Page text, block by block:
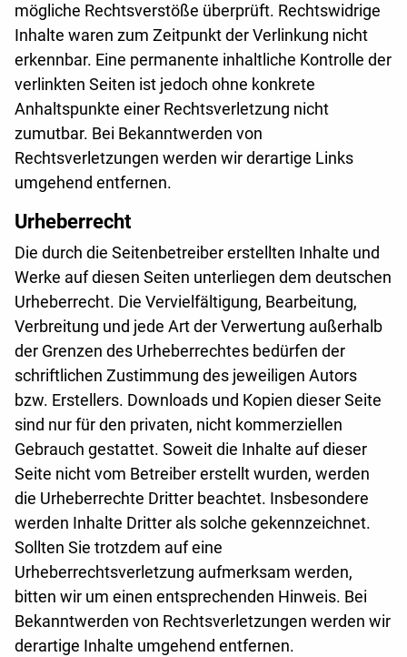
mögliche Rechtsverstöße überprüft. Rechtswidrige
Inhalte waren zum Zeitpunkt der Verlinkung nicht
erkennbar. Eine permanente inhaltliche Kontrolle der
verlinkten Seiten ist jedoch ohne konkrete
Anhaltspunkte einer Rechtsverletzung nicht
zumutbar. Bei Bekanntwerden von
Rechtsverletzungen werden wir derartige Links
umgehend entfernen.
Urheberrecht
Die durch die Seitenbetreiber erstellten Inhalte und
Werke auf diesen Seiten unterliegen dem deutschen
Urheberrecht. Die Vervielfältigung, Bearbeitung,
Verbreitung und jede Art der Verwertung außerhalb
der Grenzen des Urheberrechtes bedürfen der
schriftlichen Zustimmung des jeweiligen Autors
bzw. Erstellers. Downloads und Kopien dieser Seite
sind nur für den privaten, nicht kommerziellen
Gebrauch gestattet. Soweit die Inhalte auf dieser
Seite nicht vom Betreiber erstellt wurden, werden
die Urheberrechte Dritter beachtet. Insbesondere
werden Inhalte Dritter als solche gekennzeichnet.
Sollten Sie trotzdem auf eine
Urheberrechtsverletzung aufmerksam werden,
bitten wir um einen entsprechenden Hinweis. Bei
Bekanntwerden von Rechtsverletzungen werden wir
derartige Inhalte umgehend entfernen.